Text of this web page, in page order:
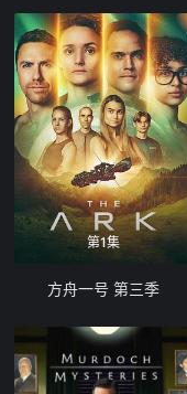
第1集
方舟一号 第三季